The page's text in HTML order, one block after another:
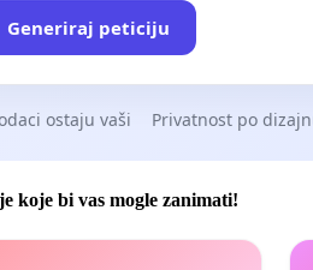
Generiraj peticiju
ostaju vaši Privatnost po
koje bi vas mogle zanimati!